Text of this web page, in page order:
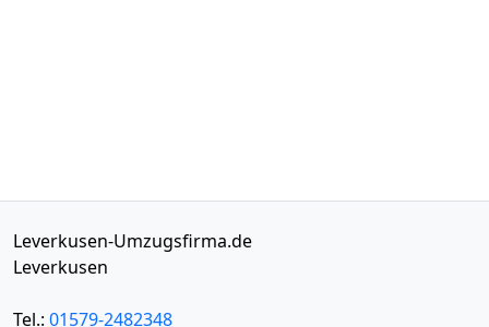
Leverkusen-Umzugsfirma.de
Leverkusen
Tel.: 01579-2482348